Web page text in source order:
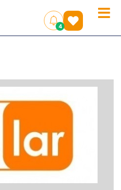
Toggle
4
()